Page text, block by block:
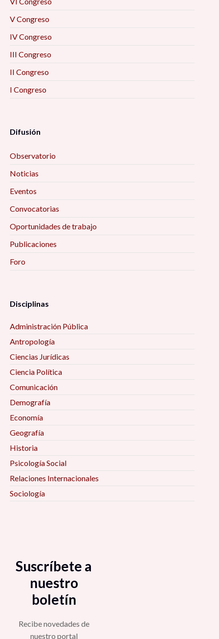
V Congreso
IV Congreso
III Congreso
II Congreso
I Congreso
Difusión
Observatorio
Noticias
Eventos
Convocatorias
Oportunidades de trabajo
Publicaciones
Foro
Disciplinas
Administración Pública
Antropología
Ciencias Jurídicas
Ciencia Política
Comunicación
Demografía
Economía
Geografía
Historia
Psicología Social
Relaciones Internacionales
Sociología
Suscríbete a
nuestro
boletín
Recibe novedades de
nuestro portal